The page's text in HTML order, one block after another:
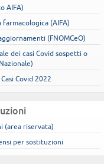
AIFA)
(AIFA)
(FNOMCeO)
dei casi Covid sospetti o
Covid 2022
(area riservata)
per sostituzioni